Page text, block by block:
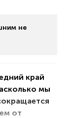
не
край
мы
от